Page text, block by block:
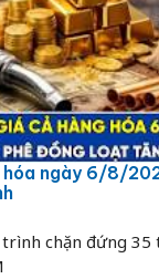
ngày 6/8/
trình chặn đứng